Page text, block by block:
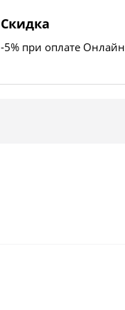
Скидка
-5% при оплате Онлайн